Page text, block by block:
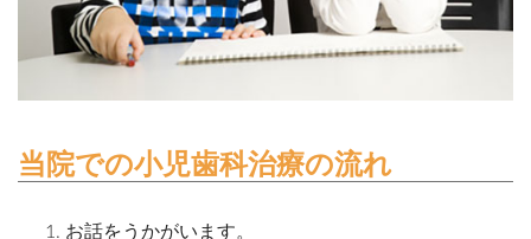
当院での小児歯科治療の流れ
お話をうかがいます。